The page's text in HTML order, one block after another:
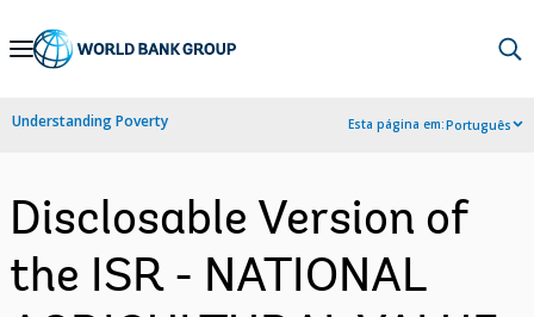
Skip
Navigation
Understanding Poverty Esta página em:Português
Disclosable Version of
the ISR - NATIONAL